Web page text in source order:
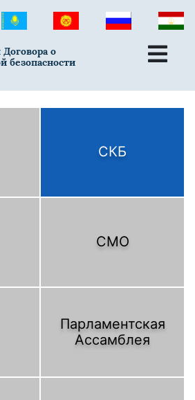
о
безопасности
СКБ
СМО
Парламентская
Ассамблея